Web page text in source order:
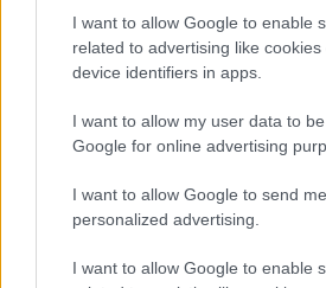
I want to allow Google to enable
related to advertising like
device identifiers in apps.
I want to allow my user data to
Google for online advertising
I want to allow Google to send me
personalized advertising.
I want to allow Google to enable
király!
Ha megromlik a nép régi jó
Mit ér a világnak csillogó
Nem vénség az, ami engem
Fájdalmim, ha vannak,
Óh, ez a penészes